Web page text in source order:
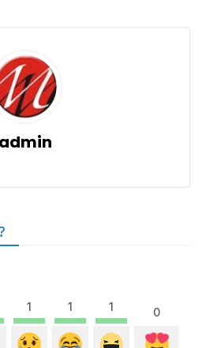
admin
1 1 1 0